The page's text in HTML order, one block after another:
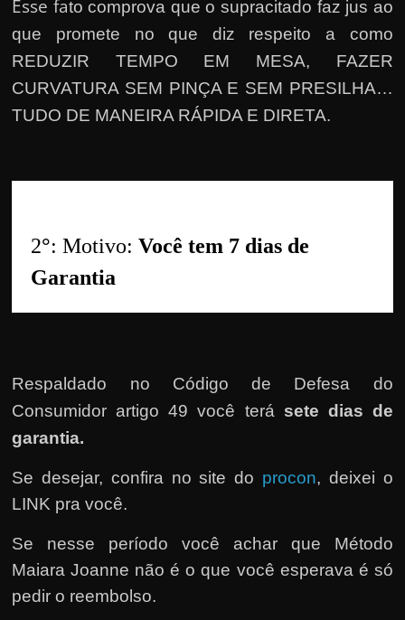
a
r
d
e
t
e
r
e
t
?
s
Esse fato comprova que o supracitado faz jus ao
que promete no que diz respeito a como
REDUZIR TEMPO EM MESA, FAZER
CURVATURA SEM PINÇA E SEM PRESILHA…
TUDO DE MANEIRA RÁPIDA E DIRETA.
2°: Motivo: Você tem 7 dias de
Garantia
Respaldado no Código de Defesa do
Consumidor artigo 49 você terá sete dias de
garantia.
Se desejar, confira no site do procon, deixei o
LINK pra você.
Se nesse período você achar que Método
Maiara Joanne não é o que você esperava é só
pedir o reembolso.